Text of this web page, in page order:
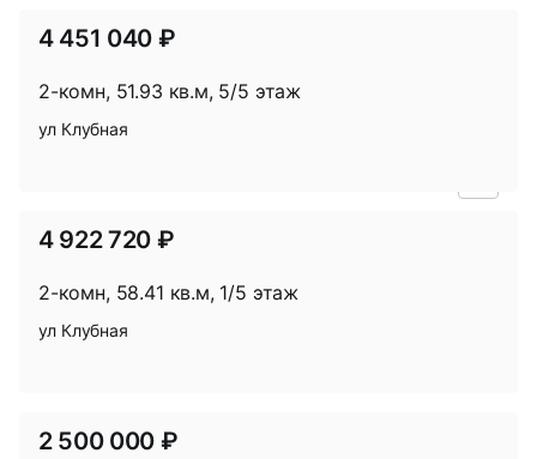
4 451 040 ₽
2-комн, 51.93 кв.м, 5/5 этаж
ул Клубная
4 922 720 ₽
2-комн, 58.41 кв.м, 1/5 этаж
ул Клубная
2 500 000 ₽